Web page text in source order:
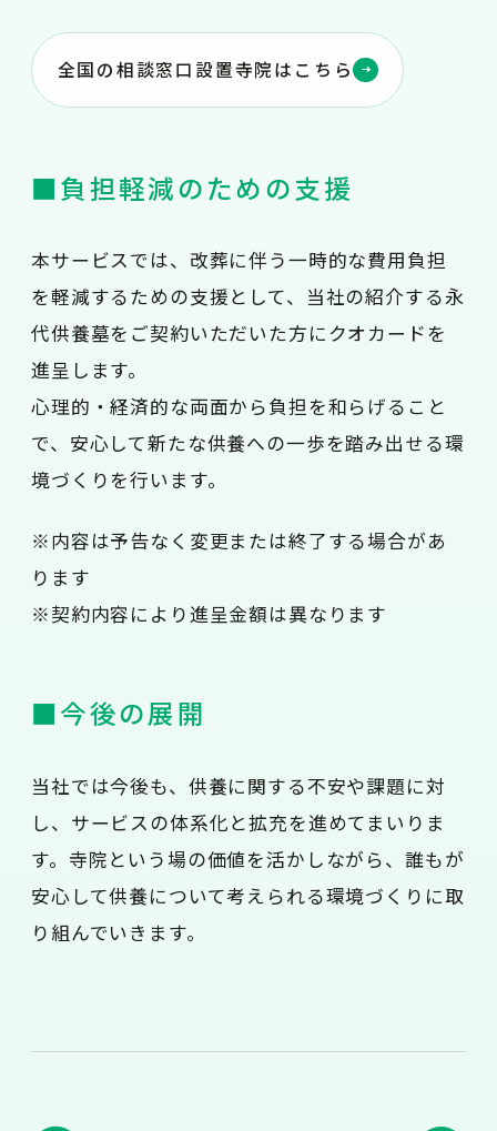
全国の相談窓口設置寺院はこちら
■負担軽減のための支援
本サービスでは、改葬に伴う一時的な費用負担
を軽減するための支援として、当社の紹介する永
代供養墓をご契約いただいた方にクオカードを
進呈します。
心理的・経済的な両面から負担を和らげること
で、安心して新たな供養への一歩を踏み出せる環
境づくりを行います。
※内容は予告なく変更または終了する場合があ
ります
※契約内容により進呈金額は異なります
■今後の展開
当社では今後も、供養に関する不安や課題に対
し、サービスの体系化と拡充を進めてまいりま
す。寺院という場の価値を活かしながら、誰もが
安心して供養について考えられる環境づくりに取
り組んでいきます。